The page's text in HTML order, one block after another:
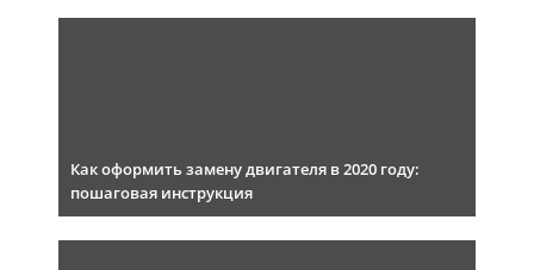
Как оформить замену двигателя в 2020 году:
пошаговая инструкция